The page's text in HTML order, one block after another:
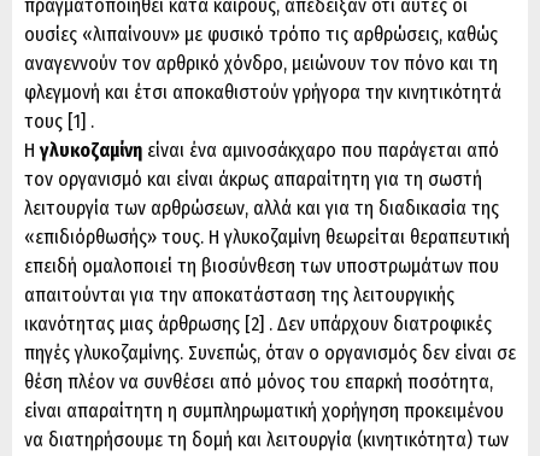
πραγματοποιηθεί κατά καιρούς, απέδειξαν ότι αυτές οι
ουσίες «λιπαίνουν» με φυσικό τρόπο τις αρθρώσεις, καθώς
αναγεννούν τον αρθρικό χόνδρο, μειώνουν τον πόνο και τη
φλεγμονή και έτσι αποκαθιστούν γρήγορα την κινητικότητά
τους [1] .
Ηγλυκοζαμίνη είναι ένα αμινοσάκχαρο που παράγεται από
τον οργανισμό και είναι άκρως απαραίτητη για τη σωστή
λειτουργία των αρθρώσεων, αλλά και για τη διαδικασία της
«επιδιόρθωσής» τους. Η γλυκοζαμίνη θεωρείται θεραπευτική
επειδή ομαλοποιεί τη βιοσύνθεση των υποστρωμάτων που
απαιτούνται για την αποκατάσταση της λειτουργικής
ικανότητας μιας άρθρωσης [2] . Δεν υπάρχουν διατροφικές
πηγές γλυκοζαμίνης. Συνεπώς, όταν ο οργανισμός δεν είναι σε
θέση πλέον να συνθέσει από μόνος του επαρκή ποσότητα,
είναι απαραίτητη η συμπληρωματική χορήγηση προκειμένου
να διατηρήσουμε τη δομή και λειτουργία (κινητικότητα) των